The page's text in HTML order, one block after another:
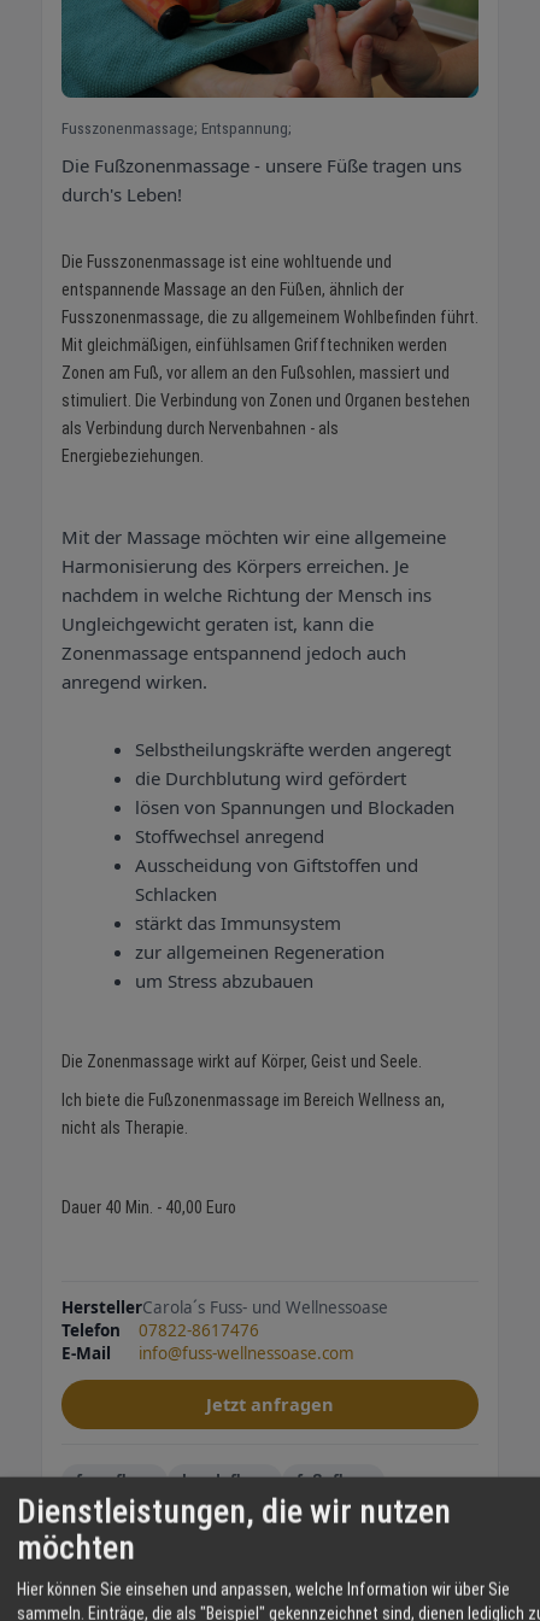
Fusszonenmassage; Entspannung;
Die Fußzonenmassage - unsere Füße tragen uns
durch's Leben!
Die Fusszonenmassage ist eine wohltuende und
entspannende Massage an den Füßen, ähnlich der
Fusszonenmassage, die zu allgemeinem Wohlbefinden führt.
Mit gleichmäßigen, einfühlsamen Grifftechniken werden
Zonen am Fuß, vor allem an den Fußsohlen, massiert und
stimuliert. Die Verbindung von Zonen und Organen bestehen
als Verbindung durch Nervenbahnen - als
Energiebeziehungen.
Mit der Massage möchten wir eine allgemeine
Harmonisierung des Körpers erreichen. Je
nachdem in welche Richtung der Mensch ins
Ungleichgewicht geraten ist, kann die
Zonenmassage entspannend jedoch auch
anregend wirken.
Selbstheilungskräfte werden angeregt
die Durchblutung wird gefördert
lösen von Spannungen und Blockaden
Stoffwechsel anregend
Ausscheidung von Giftstoffen und
Schlacken
stärkt das Immunsystem
zur allgemeinen Regeneration
um Stress abzubauen
Die Zonenmassage wirkt auf Körper, Geist und Seele.
Ich biete die Fußzonenmassage im Bereich Wellness an,
nicht als Therapie.
Dauer 40 Min. - 40,00 Euro
HerstellerCarola´s Fuss- und Wellnessoase
Telefon
07822-8617476
E-Mail
info@fuss-wellnessoase.com
Jetzt anfragen
fusspflege handpflege
fußpflege
fusszonenmassagen
Dienstleistungen, die wir nutzen
möchten
Hier können Sie einsehen und anpassen, welche Information wir über Sie
sammeln. Einträge, die als "Beispiel" gekennzeichnet sind, dienen lediglich